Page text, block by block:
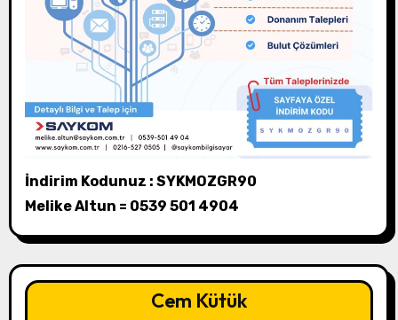
İndirim Kodunuz : SYKMOZGR90
Melike Altun = 0539 501 4904
Cem Kütük